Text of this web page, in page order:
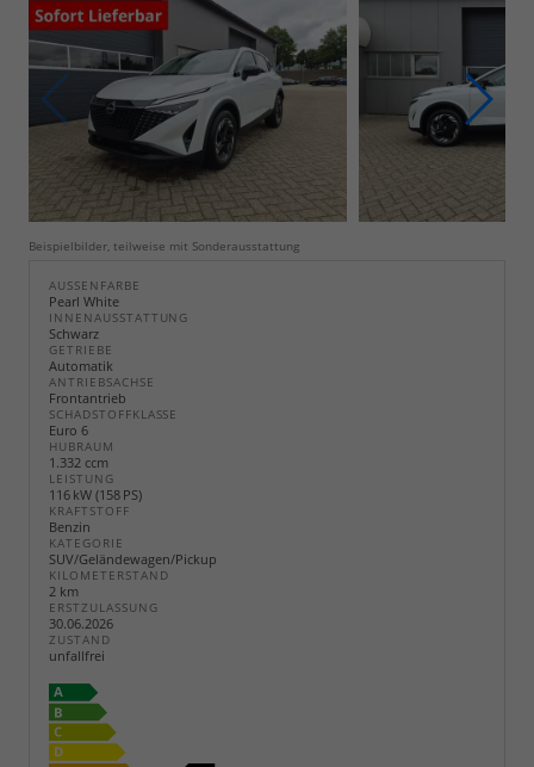
Beispielbilder, teilweise mit Sonderausstattung
AUSSENFARBE
Pearl White
INNENAUSSTATTUNG
Schwarz
GETRIEBE
Automatik
ANTRIEBSACHSE
Frontantrieb
SCHADSTOFFKLASSE
Euro 6
HUBRAUM
1.332 ccm
LEISTUNG
116 kW (158 PS)
KRAFTSTOFF
Benzin
KATEGORIE
SUV/Geländewagen/Pickup
KILOMETERSTAND
2 km
ERSTZULASSUNG
30.06.2026
ZUSTAND
unfallfrei